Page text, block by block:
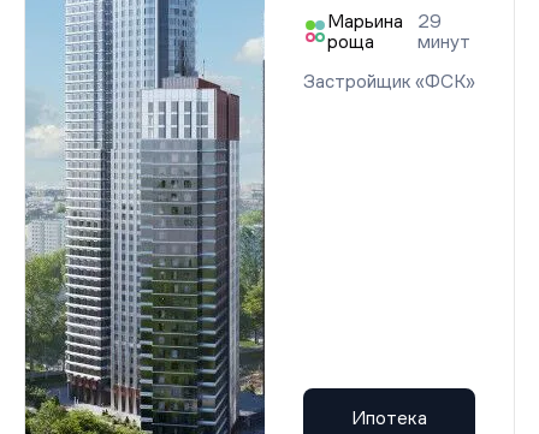
Марьина
роща
29
минут
Застройщик «ФСК»
Ипотека